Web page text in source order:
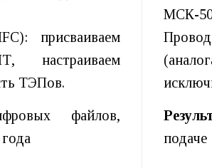
присваиваем
настраиваем
ТЭПов.
файлов,
МСК-
подаче